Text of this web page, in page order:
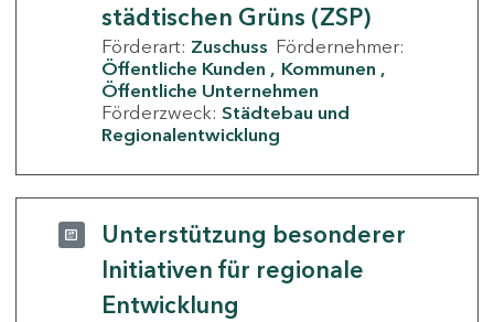
städtischen Grüns (ZSP)
Förderart: Zuschuss Fördernehmer:
Öffentliche Kunden
Kommunen
Öffentliche Unternehmen
Förderzweck: Städtebau und
Regionalentwicklung
Unterstützung besonderer
Initiativen für regionale
Entwicklung